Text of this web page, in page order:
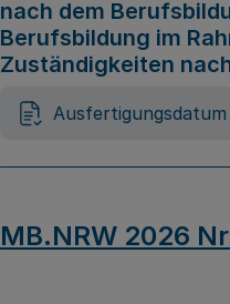
nach dem
Berufsbildung im
Zuständigkeiten
Ausfertigungsdatum
MB.NRW 2026